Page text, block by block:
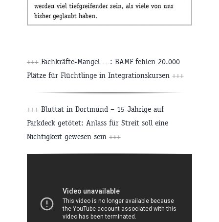
+++ Fachkräfte-Mangel …: BAMF fehlen 20.000
Plätze für Flüchtlinge in Integrationskursen +++
+++ Bluttat in Dortmund – 15-Jährige auf
Parkdeck getötet: Anlass für Streit soll eine
Nichtigkeit gewesen sein +++